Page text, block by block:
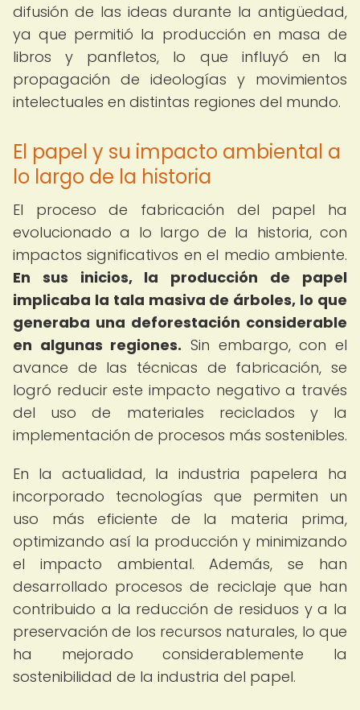
difusión de las ideas durante la antigüedad,
ya que permitió la producción en masa de
libros y panfletos, lo que influyó en la
propagación de ideologías y movimientos
intelectuales en distintas regiones del mundo.
El papel y su impacto ambiental a
lo largo de la historia
El proceso de fabricación del papel ha
evolucionado a lo largo de la historia, con
impactos significativos en el medio ambiente.
En sus inicios, la producción de papel
implicaba la tala masiva de árboles, lo que
generaba una deforestación considerable
en algunas regiones. Sin embargo, con el
avance de las técnicas de fabricación, se
logró reducir este impacto negativo a través
del uso de materiales reciclados y la
implementación de procesos más sostenibles.
En la actualidad, la industria papelera ha
incorporado tecnologías que permiten un
uso más eficiente de la materia prima,
optimizando así la producción y minimizando
el impacto ambiental. Además, se han
desarrollado procesos de reciclaje que han
contribuido a la reducción de residuos y a la
preservación de los recursos naturales, lo que
ha mejorado considerablemente la
sostenibilidad de la industria del papel.